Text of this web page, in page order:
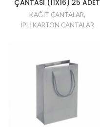
ÇANTASI (11X16) 25 ADET
KAĞIT ÇANTALAR,
İPLİ KARTON ÇANTALAR